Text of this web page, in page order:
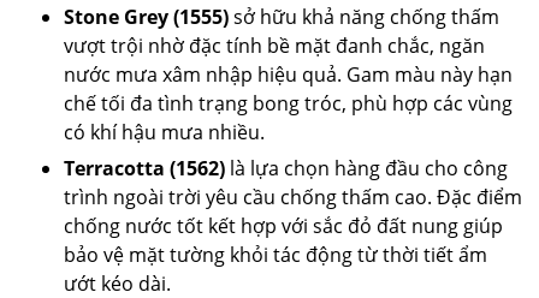
Stone Grey (1555)sở hữu khả năng chống thấm
vượt trội nhờ đặc tính bề mặt đanh chắc, ngăn
nước mưa xâm nhập hiệu quả. Gam màu này hạn
chế tối đa tình trạng bong tróc, phù hợp các vùng
có khí hậu mưa nhiều.
Terracotta (1562) là lựa chọn hàng đầu cho công
trình ngoài trời yêu cầu chống thấm cao. Đặc điểm
chống nước tốt kết hợp với sắc đỏ đất nung giúp
bảo vệ mặt tường khỏi tác động từ thời tiết ẩm
ướt kéo dài.